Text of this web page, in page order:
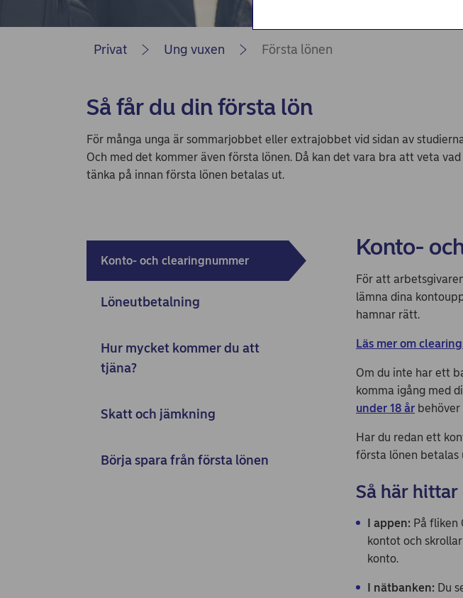
eBeställningar
Privat Ung vuxen Första lönen
Så får du din första lön
För många unga är sommarjobbet eller extrajobbet vid sidan av
Och med det kommer även första lönen. Då kan det vara bra att veta
tänka på innan första lönen betalas ut.
Konto- och clearingnummer
Löneutbetalning
Hur mycket kommer du att
tjäna?
Skatt och jämkning
Börja spara från första lönen
Konto-
För att
lämna dina
hamnar rätt.
Läs mer om
Om du inte har ett
komma igång med
under 18 årbehöver
Har du redan ett
första lönen betalas
Så här
I appen:På fliken
kontot och
konto.
I nätbanken:Du